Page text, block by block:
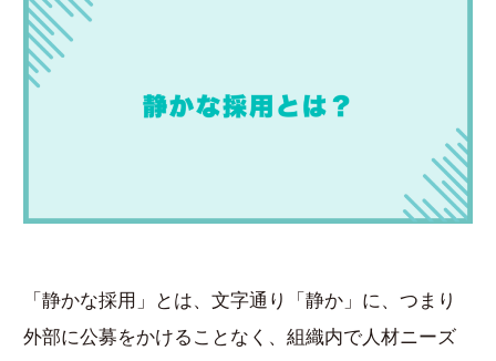
「静かな採用」とは、文字通り「静か」に、つまり
外部に公募をかけることなく、組織内で人材ニーズ